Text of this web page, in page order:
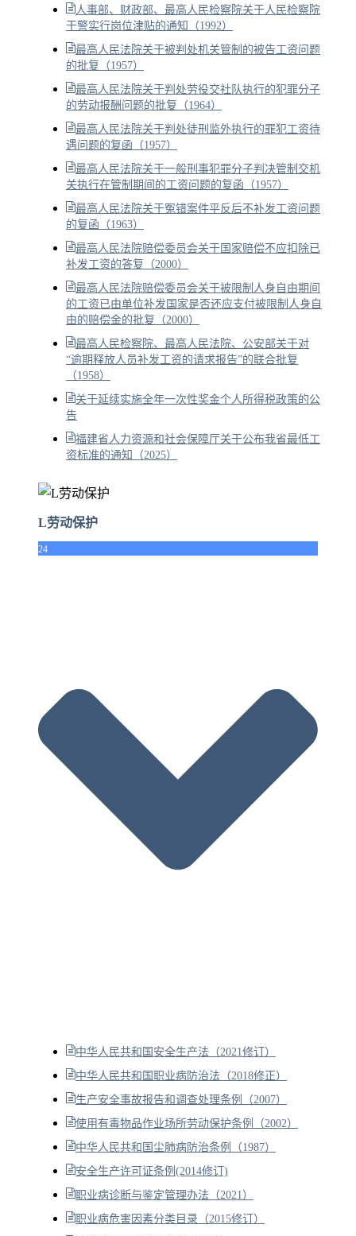
人事部、财政部、最高人民检察院关于人民检察院
干警实行岗位津贴的通知（1992）
最高人民法院关于被判处机关管制的被告工资问题
的批复（1957）
最高人民法院关于判处劳役交社队执行的犯罪分子
的劳动报酬问题的批复（1964）
最高人民法院关于判处徒刑监外执行的罪犯工资待
遇问题的复函（1957）
最高人民法院关于一般刑事犯罪分子判决管制交机
关执行在管制期间的工资问题的复函（1957）
最高人民法院关于冤错案件平反后不补发工资问题
的复函（1963）
最高人民法院赔偿委员会关于国家赔偿不应扣除已
补发工资的答复（2000）
最高人民法院赔偿委员会关于被限制人身自由期间
的工资已由单位补发国家是否还应支付被限制人身自
由的赔偿金的批复（2000）
最高人民检察院、最高人民法院、公安部关于对
“逾期释放人员补发工资的请求报告”的联合批复
（1958）
关于延续实施全年一次性奖金个人所得税政策的公
告
福建省人力资源和社会保障厅关于公布我省最低工
资标准的通知（2025）
L劳动保护
24
中华人民共和国安全生产法（2021修订）
中华人民共和国职业病防治法（2018修正）
生产安全事故报告和调查处理条例（2007）
使用有毒物品作业场所劳动保护条例（2002）
中华人民共和国尘肺病防治条例（1987）
安全生产许可证条例(2014修订)
职业病诊断与鉴定管理办法（2021）
职业病危害因素分类目录（2015修订）